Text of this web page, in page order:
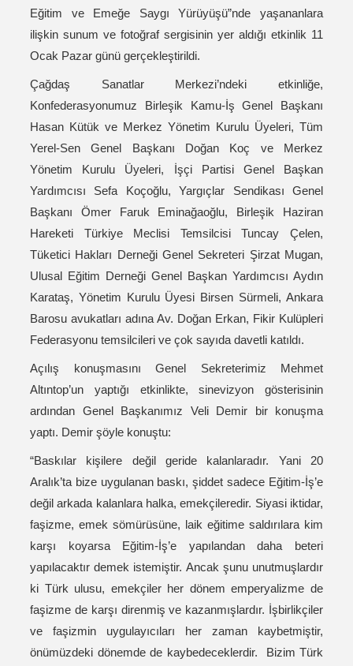
Eğitim ve Emeğe Saygı Yürüyüşü”nde yaşananlara
ilişkin sunum ve fotoğraf sergisinin yer aldığı etkinlik 11
Ocak Pazar günü gerçekleştirildi.
Çağdaş Sanatlar Merkezi’ndeki etkinliğe,
Konfederasyonumuz Birleşik Kamu-İş Genel Başkanı
Hasan Kütük ve Merkez Yönetim Kurulu Üyeleri, Tüm
Yerel-Sen Genel Başkanı Doğan Koç ve Merkez
Yönetim Kurulu Üyeleri, İşçi Partisi Genel Başkan
Yardımcısı Sefa Koçoğlu, Yargıçlar Sendikası Genel
Başkanı Ömer Faruk Eminağaoğlu, Birleşik Haziran
Hareketi Türkiye Meclisi Temsilcisi Tuncay Çelen,
Tüketici Hakları Derneği Genel Sekreteri Şirzat Mugan,
Ulusal Eğitim Derneği Genel Başkan Yardımcısı Aydın
Karataş, Yönetim Kurulu Üyesi Birsen Sürmeli, Ankara
Barosu avukatları adına Av. Doğan Erkan, Fikir Kulüpleri
Federasyonu temsilcileri ve çok sayıda davetli katıldı.
Açılış konuşmasını Genel Sekreterimiz Mehmet
Altıntop’un yaptığı etkinlikte, sinevizyon gösterisinin
ardından Genel Başkanımız Veli Demir bir konuşma
yaptı. Demir şöyle konuştu:
“Baskılar kişilere değil geride kalanlaradır. Yani 20
Aralık’ta bize uygulanan baskı, şiddet sadece Eğitim-İş’e
değil arkada kalanlara halka, emekçileredir. Siyasi iktidar,
faşizme, emek sömürüsüne, laik eğitime saldırılara kim
karşı koyarsa Eğitim-İş’e yapılandan daha beteri
yapılacaktır demek istemiştir. Ancak şunu unutmuşlardır
ki Türk ulusu, emekçiler her dönem emperyalizme de
faşizme de karşı direnmiş ve kazanmışlardır. İşbirlikçiler
ve faşizmin uygulayıcıları her zaman kaybetmiştir,
önümüzdeki dönemde de kaybedeceklerdir. Bizim Türk